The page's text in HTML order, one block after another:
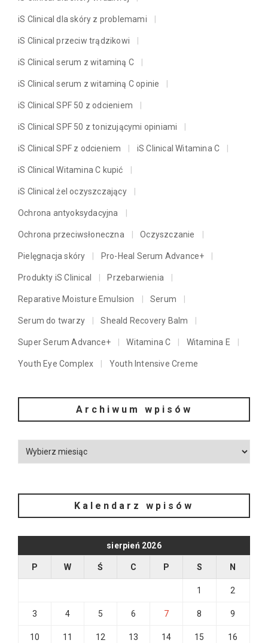
iS Clinical dla skóry z problemami
iS Clinical przeciw trądzikowi
iS Clinical serum z witaminą C
iS Clinical serum z witaminą C opinie
iS Clinical SPF 50 z odcieniem
iS Clinical SPF 50 z tonizującymi opiniami
iS Clinical SPF z odcieniem iS Clinical Witamina C
iS Clinical Witamina C kupić
iS Clinical żel oczyszczający
Ochrona antyoksydacyjna
Ochrona przeciwsłoneczna Oczyszczanie
Pielęgnacja skóry Pro-Heal Serum Advance+
Produkty iS Clinical Przebarwienia
Reparative Moisture Emulsion Serum
Serum do twarzy Sheald Recovery Balm
Super Serum Advance+ Witamina C Witamina E
Youth Eye Complex Youth Intensive Creme
Archiwum wpisów
Kalendarz wpisów
sierpień 2026
P W Ś C P S N
1 2
3 4 5 6 7 8 9
10 11 12 13 14 15 16